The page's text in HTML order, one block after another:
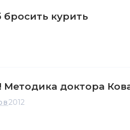
курить
Методика доктора
2012